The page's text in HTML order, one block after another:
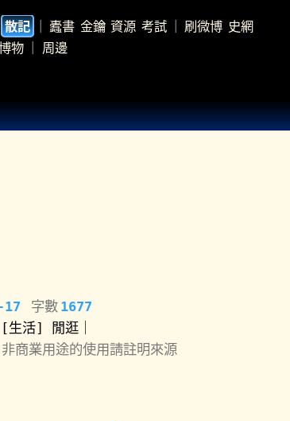
散記 ｜ 蠹書 金鑰 資源 考試 ｜ 刷微博 史網
物 ｜ 周邊
17 字數 1677
[生活]
閒逛｜
非商業用途的使用請註明來源